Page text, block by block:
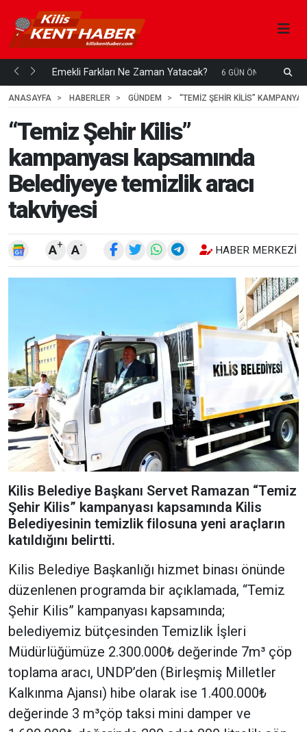
mi... Emekli Farkları Ne Zaman Yatacak? 6 GÜN ÖNCE
ANASAYFA
HABERLER GÜNDEM “TEMIZ ŞEHIR KILIS”
“Temiz Şehir Kilis”
kampanyası kapsamında
Belediyeye temizlik aracı
takviyesi
A+ A- HABER MERKEZI
Kilis Belediye Başkanı Servet Ramazan “Temiz
Şehir Kilis” kampanyası kapsamında Kilis
Belediyesinin temizlik filosuna yeni araçların
katıldığını belirtti.
Kilis Belediye Başkanlığı hizmet binası önünde
düzenlenen programda bir açıklamada, “Temiz
Şehir Kilis” kampanyası kapsamında;
belediyemiz bütçesinden Temizlik İşleri
Müdürlüğümüze 2.300.000₺ değerinde 7m³ çöp
toplama aracı, UNDP’den (Birleşmiş Milletler
Kalkınma Ajansı) hibe olarak ise 1.400.000₺
değerinde 3 m³çöp taksi mini damper ve